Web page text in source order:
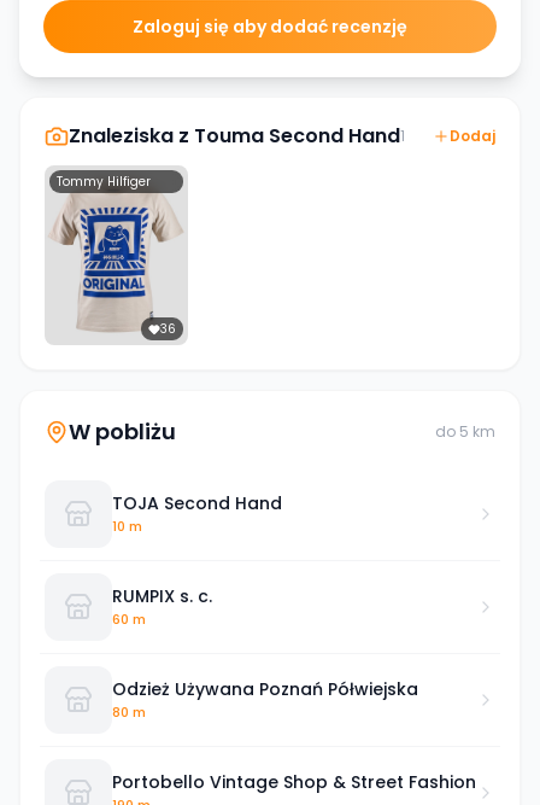
Zaloguj się aby dodać recenzję
Znaleziska z Touma Second Hand1 Dodaj
36
Tommy Hilfiger
W pobliżu do 5 km
TOJA Second Hand
10 m
RUMPIX s. c.
60 m
Odzież Używana Poznań Półwiejska
80 m
Portobello Vintage Shop & Street Fashion